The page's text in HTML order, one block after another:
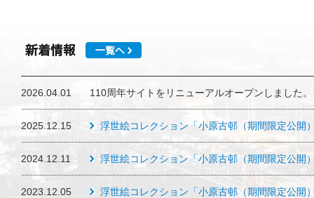
2026.04.01 110周年サイトをリニューアルオープンしました。
2025.12.15 浮世絵コレクション「小原古邨（期間限定公開
2024.12.11 浮世絵コレクション「小原古邨（期間限定公開
2023.12.05 浮世絵コレクション「小原古邨（期間限定公開